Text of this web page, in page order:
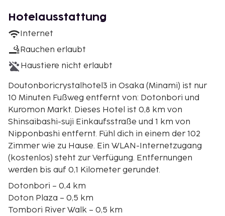
Hotelausstattung
Internet
Rauchen erlaubt
Haustiere nicht erlaubt
Doutonboricrystalhotel3 in Osaka (Minami) ist nur
10 Minuten Fußweg entfernt von: Dotonbori und
Kuromon Markt. Dieses Hotel ist 0,8 km von
Shinsaibashi-suji Einkaufsstraße und 1 km von
Nipponbashi entfernt. Fühl dich in einem der 102
Zimmer wie zu Hause. Ein WLAN-Internetzugang
(kostenlos) steht zur Verfügung. Entfernungen
werden bis auf 0,1 Kilometer gerundet.
Dotonbori – 0,4 km
Doton Plaza – 0,5 km
Tombori River Walk – 0,5 km